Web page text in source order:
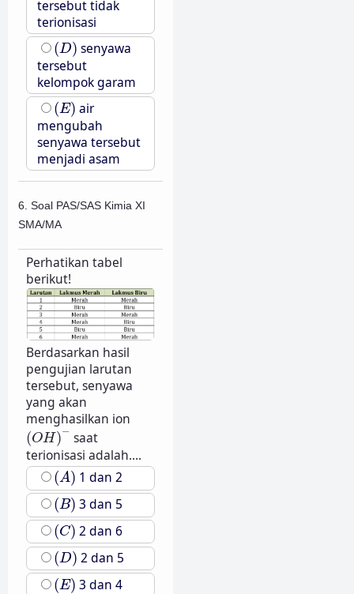
tersebut tidak
terionisasi
(D)
(D) senyawa
tersebut
kelompok garam
(E)
(E) air
mengubah
senyawa tersebut
menjadi asam
6. Soal PAS/SAS Kimia XI
SMA/MA
Perhatikan tabel
berikut!
Berdasarkan hasil
pengujian larutan
tersebut, senyawa
yang akan
menghasilkan ion
(OH)−
(OH)− saat
terionisasi adalah....
(A)
(A) 1 dan 2
(B)
(B) 3 dan 5
(C)
(C) 2 dan 6
(D)
(D) 2 dan 5
(E)
(E) 3 dan 4